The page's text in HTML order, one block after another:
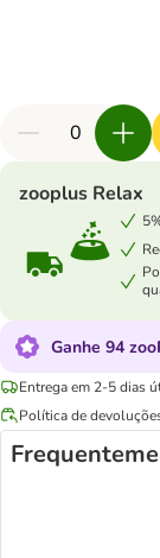
zooplus Relax
Ganhe 94
Entrega em 2-5 dias
Política de